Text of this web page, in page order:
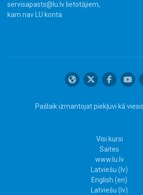
servisapasts@lu.lv lietotājiem,
kam nav LU konta
Pašlaik izmantojat piekļuvi kā
Visi kursi
Saites
www.lu.lv
Latviešu ‎(lv)‎
English ‎(en)‎
Latviešu ‎(lv)‎